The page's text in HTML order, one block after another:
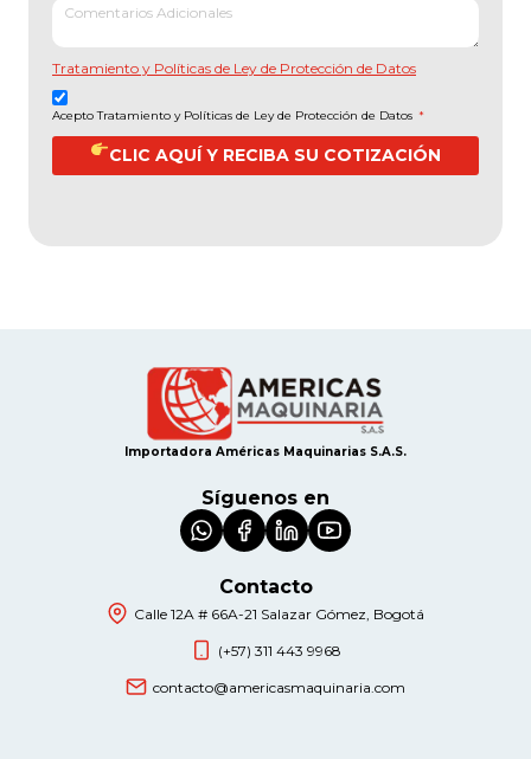
Tratamiento y Políticas de Ley de Protección de Datos
Acepto Tratamiento y Políticas de Ley de Protección de Datos *
CLIC AQUÍ Y RECIBA SU COTIZACIÓN
Importadora Américas Maquinarias S.A.S.
Síguenos en
Contacto
Calle 12A # 66A-21 Salazar Gómez, Bogotá
(+57) 311 443 9968
contacto@americasmaquinaria.com